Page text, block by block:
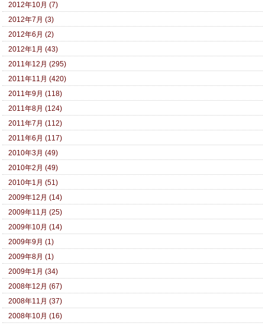
2012年10月 (7)
2012年7月 (3)
2012年6月 (2)
2012年1月 (43)
2011年12月 (295)
2011年11月 (420)
2011年9月 (118)
2011年8月 (124)
2011年7月 (112)
2011年6月 (117)
2010年3月 (49)
2010年2月 (49)
2010年1月 (51)
2009年12月 (14)
2009年11月 (25)
2009年10月 (14)
2009年9月 (1)
2009年8月 (1)
2009年1月 (34)
2008年12月 (67)
2008年11月 (37)
2008年10月 (16)